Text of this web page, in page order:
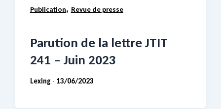
Publication, Revue de presse
Parution de la lettre JTIT
241 – Juin 2023
Lexing - 13/06/2023